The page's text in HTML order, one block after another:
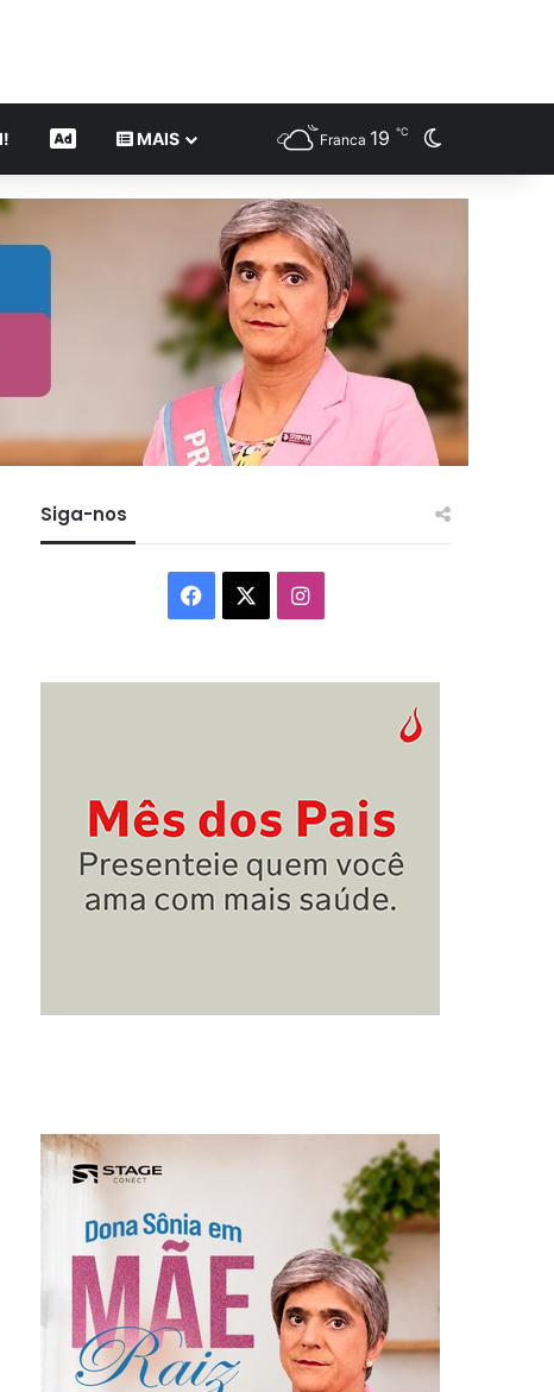
CONTEÚDO DE MARCA
MAIS Franca 19 ℃
Siga-nos
Facebook Instagram